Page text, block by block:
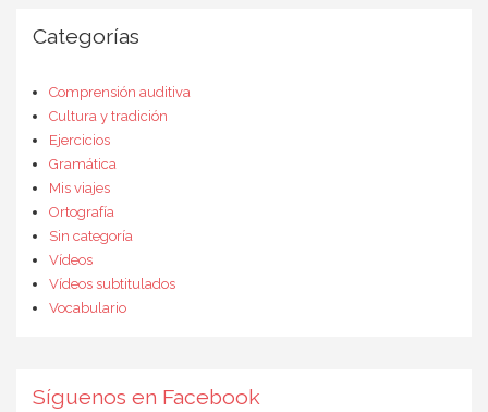
Categorías
Comprensión auditiva
Cultura y tradición
Ejercicios
Gramática
Mis viajes
Ortografía
Sin categoría
Vídeos
Vídeos subtitulados
Vocabulario
Síguenos en Facebook